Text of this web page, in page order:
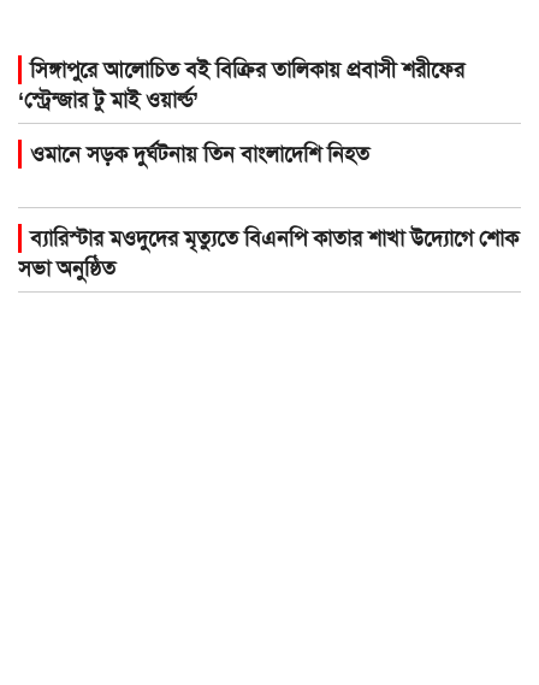
সিঙ্গাপুরে আলোচিত বই বিক্রির তালিকায় প্রবাসী শরীফের
‘স্ট্রেন্জার টু মাই ওয়ার্ল্ড’
ওমানে সড়ক দুর্ঘটনায় তিন বাংলাদেশি নিহত
ব্যারিস্টার মওদুদের মৃত্যুতে বিএনপি কাতার শাখা উদ্যোগে শোক
সভা অনুষ্ঠিত